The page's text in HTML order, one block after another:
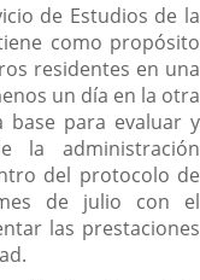
de Estudios de la
como propósito
residentes en una
un día en la otra
base para evaluar y
la administración
del protocolo de
de julio con el
las prestaciones